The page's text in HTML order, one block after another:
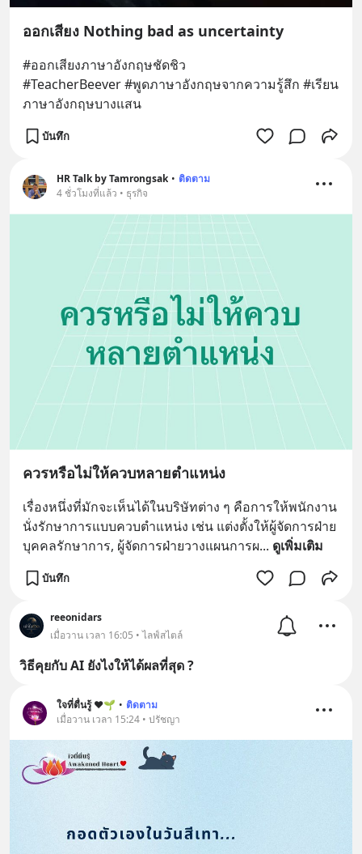
ออกเสียง Nothing bad as uncertainty
#ออกเสียงภาษาอังกฤษชัดชิว
#TeacherBeever #พูดภาษาอังกฤษจากความรู้สึก #เรียน
ภาษาอังกฤษบางแสน
บันทึก
HR Talk by Tamrongsak • ติดตาม
4 ชั่วโมงที่แล้ว • ธุรกิจ
ควรหรือไม่ให้ควบหลายตำแหน่ง
เรื่องหนึ่งที่มักจะเห็นได้ในบริษัทต่าง ๆ คือการให้พนักงาน
นั่งรักษาการแบบควบตำแหน่ง เช่น แต่งตั้งให้ผู้จัดการฝ่าย
บุคคลรักษาการ, ผู้จัดการฝ่ายวางแผนการผ... ดูเพิ่มเติม
บันทึก
reeonidars
เมื่อวาน เวลา 16:05 • ไลฟ์สไตล์
วิธีคุยกับ AI ยังไงให้ได้ผลที่สุด ?
ใจที่ตื่นรู้ ♥️🌱 • ติดตาม
เมื่อวาน เวลา 15:24 • ปรัชญา